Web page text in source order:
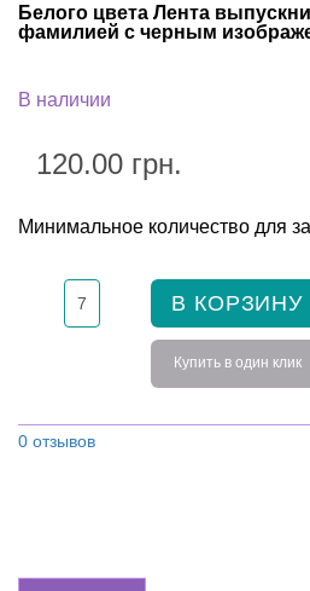
Белого цвета Лента
фамилией с черным
В наличии
120.00 грн.
Минимальное количество для
В КОРЗИНУ
Купить в один клик
0 отзывов